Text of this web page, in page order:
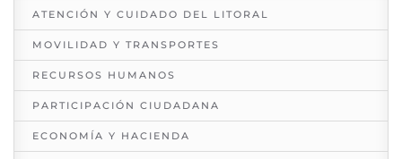
ATENCIÓN Y CUIDADO DEL LITORAL
MOVILIDAD Y TRANSPORTES
RECURSOS HUMANOS
PARTICIPACIÓN CIUDADANA
ECONOMÍA Y HACIENDA